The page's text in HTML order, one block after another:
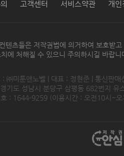
고객센터 서비스약관 개인
텐츠들은 저작권법에 의거하여 보호받
에 처해질 수 있으니 주의하시길 바랍니
: ㈜미툰앤노벨 | 대표 : 정현준 | 통신판
기도 성남시 분당구 삼평동 682번지
호 : 1644-9259 (이용시간 : 오전10시~